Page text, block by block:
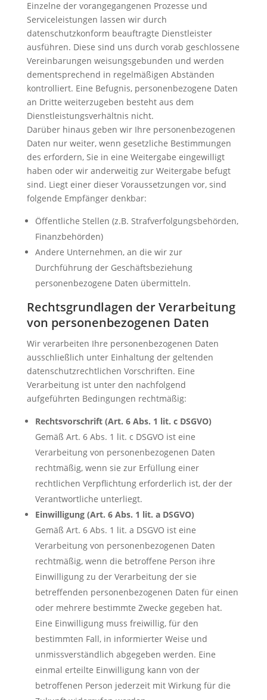
Einzelne der vorangegangenen Prozesse und
Serviceleistungen lassen wir durch
datenschutzkonform beauftragte Dienstleister
ausführen. Diese sind uns durch vorab geschlossene
Vereinbarungen weisungsgebunden und werden
dementsprechend in regelmäßigen Abständen
kontrolliert. Eine Befugnis, personenbezogene Daten
an Dritte weiterzugeben besteht aus dem
Dienstleistungsverhältnis nicht.
Darüber hinaus geben wir Ihre personenbezogenen
Daten nur weiter, wenn gesetzliche Bestimmungen
des erfordern, Sie in eine Weitergabe eingewilligt
haben oder wir anderweitig zur Weitergabe befugt
sind. Liegt einer dieser Voraussetzungen vor, sind
folgende Empfänger denkbar:
Öffentliche Stellen (z.B. Strafverfolgungsbehörden,
Finanzbehörden)
Andere Unternehmen, an die wir zur
Durchführung der Geschäftsbeziehung
personenbezogene Daten übermitteln.
Rechtsgrundlagen der Verarbeitung
von personenbezogenen Daten
Wir verarbeiten Ihre personenbezogenen Daten
ausschließlich unter Einhaltung der geltenden
datenschutzrechtlichen Vorschriften. Eine
Verarbeitung ist unter den nachfolgend
aufgeführten Bedingungen rechtmäßig:
Rechtsvorschrift (Art. 6 Abs. 1 lit. c DSGVO)
Gemäß Art. 6 Abs. 1 lit. c DSGVO ist eine
Verarbeitung von personenbezogenen Daten
rechtmäßig, wenn sie zur Erfüllung einer
rechtlichen Verpflichtung erforderlich ist, der der
Verantwortliche unterliegt.
Einwilligung (Art. 6 Abs. 1 lit. a DSGVO)
Gemäß Art. 6 Abs. 1 lit. a DSGVO ist eine
Verarbeitung von personenbezogenen Daten
rechtmäßig, wenn die betroffene Person ihre
Einwilligung zu der Verarbeitung der sie
betreffenden personenbezogenen Daten für einen
oder mehrere bestimmte Zwecke gegeben hat.
Eine Einwilligung muss freiwillig, für den
bestimmten Fall, in informierter Weise und
unmissverständlich abgegeben werden. Eine
einmal erteilte Einwilligung kann von der
betroffenen Person jederzeit mit Wirkung für die